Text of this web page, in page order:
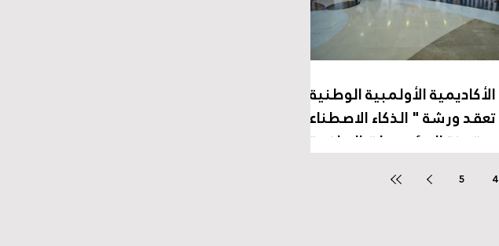
الأكاديمية الأولمبية الوطنية
تعقد ورشة " الذكاء الاصطناعي
ورقمنة المؤسسات الرياضية"
4
5